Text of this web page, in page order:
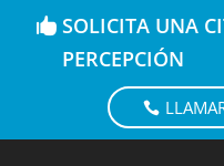
SOLICITA UNA
PERCEPCIÓN